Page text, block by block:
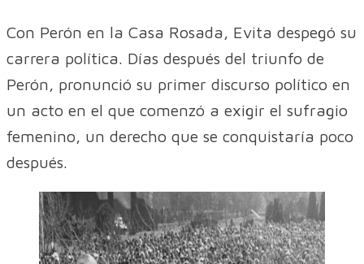
Con Perón en la Casa Rosada, Evita despegó su
carrera política. Días después del triunfo de
Perón, pronunció su primer discurso político en
un acto en el que comenzó a exigir el sufragio
femenino, un derecho que se conquistaría poco
después.